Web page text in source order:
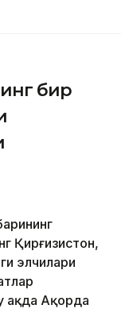
бир
Қирғизистон,
элчилари
Ақорда